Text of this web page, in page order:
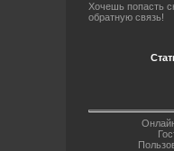
Хочешь попасть
обратную связь!